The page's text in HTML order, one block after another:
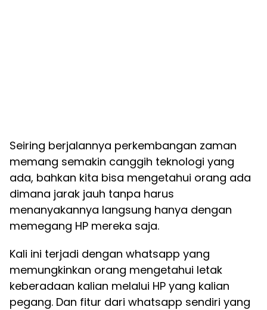
Seiring berjalannya perkembangan zaman
memang semakin canggih teknologi yang
ada, bahkan kita bisa mengetahui orang ada
dimana jarak jauh tanpa harus
menanyakannya langsung hanya dengan
memegang HP mereka saja.
Kali ini terjadi dengan whatsapp yang
memungkinkan orang mengetahui letak
keberadaan kalian melalui HP yang kalian
pegang. Dan fitur dari whatsapp sendiri yang